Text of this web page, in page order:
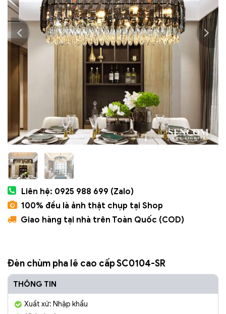
Liên hệ: 0925 988 699 (Zalo)
100% đều là ảnh thật chụp tại Shop
Giao hàng tại nhà trên Toàn Quốc (COD)
Đèn chùm pha lê cao cấp SC0104-SR
THÔNG TIN
Xuất xứ: Nhập khẩu